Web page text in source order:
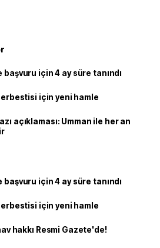
için 4 ay süre tanındı
için yeni hamle
açıklaması: Umman ile her an
için 4 ay süre tanındı
için yeni hamle
hakkı Resmi Gazete'de!